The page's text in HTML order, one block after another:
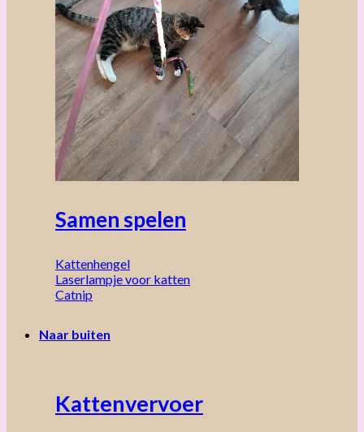
Samen spelen
Kattenhengel
Laserlampje voor katten
Catnip
Naar buiten
Kattenvervoer